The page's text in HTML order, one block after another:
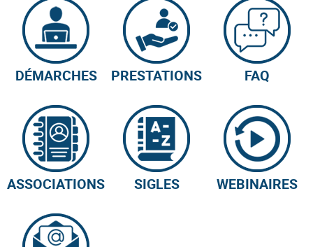
DÉMARCHES PRESTATIONS FAQ
ASSOCIATIONS SIGLES WEBINAIRES